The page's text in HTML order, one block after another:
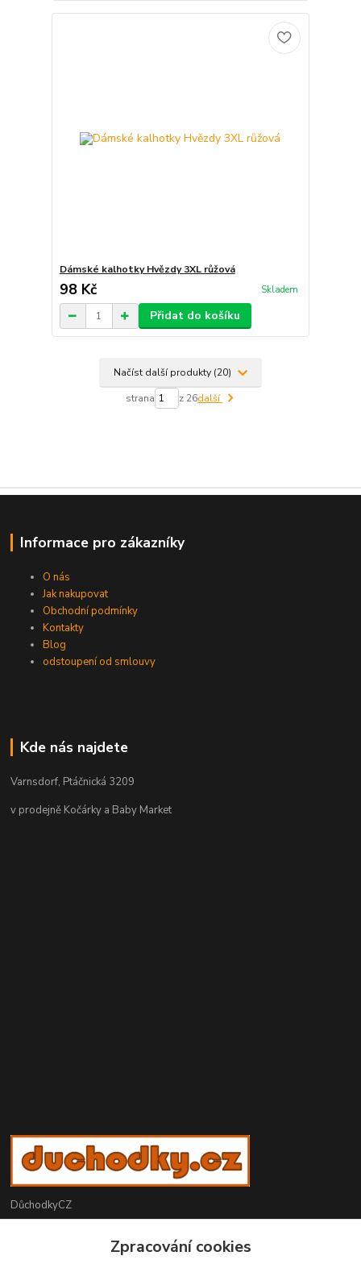
Dámské kalhotky Hvězdy 3XL růžová
98 Kč Skladem
Přidat do košíku
Načíst další produkty (20)
strana z 26další
Informace pro zákazníky
O nás
Jak nakupovat
Obchodní podmínky
Kontakty
Blog
odstoupení od smlouvy
Kde nás najdete
Varnsdorf, Ptáčnická 3209
v prodejně Kočárky a Baby Market
DůchodkyCZ
+420 412384749
Zpracování cookies